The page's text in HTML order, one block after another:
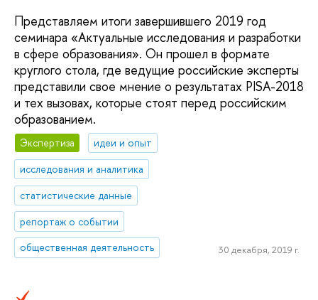
Представляем итоги завершившего 2019 год
семинара «Актуальные исследования и разработки
в сфере образования». Он прошел в формате
круглого стола, где ведущие российские эксперты
представили свое мнение о результатах PISA-2018
и тех вызовах, которые стоят перед российским
образованием.
Экспертиза
идеи и опыт
исследования и аналитика
статистические данные
репортаж о событии
общественная деятельность
30 декабря, 2019 г.